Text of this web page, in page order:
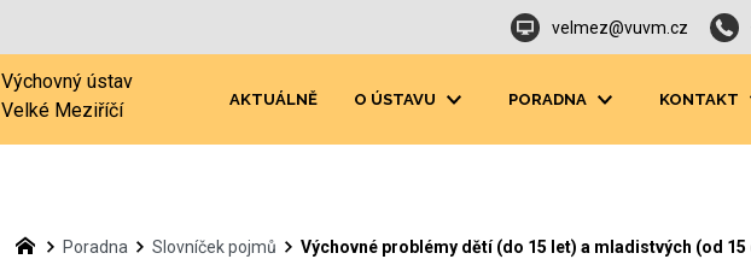
Výchovný ústav
Velké Meziříčí
velmez@vuvm.cz
AKTUÁLNĚ O ÚSTAVU PORADNA KONTAKT
Poradna Slovníček pojmů Výchovné problémy dětí (do 15 let) a mladistvých (od 15